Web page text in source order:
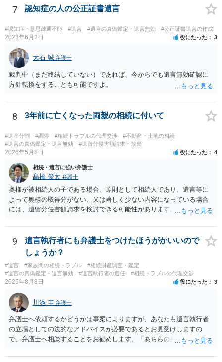
7 認知症の人の公正証書遺言
#認知症・意思疎通不能 #遺言 #遺言の真偽鑑定・遺言無効 #公正証書遺言の作成
2023年6月2日 役にたった 3
大石 誠 弁護士
裁判中（まだ終結していない）であれば、今からでも遺言無効確認に
方針転換をすることも可能ですよ。
8 3年前に亡くなった両親の相続に付いて
#遺産分割 #調停 #相続トラブルの代理交渉
#不動産・土地の相続
#遺言の真偽鑑定・遺言無効
#遺留分侵害額請求・放棄
2026年5月8日 役にたった 4
相続・遺言に強い弁護士
髙橋 俊太 弁護士
奥様が被相続人の子である場合、原則として相続人であり、遺言等に
よって奥様の取得分がない、又は著しく少ない内容になっている場合
には、遺留分侵害額請求を検討できる可能性があります。ただし、
記の義務化に関する説明と混同されている可能性があります。相続登
記については、不動産を相続で取得したことを知った日から３年以内
に申請する義務があります。一方、遺留分侵害額請求は、相続開始お
よび遺留分を侵害する贈与・遺贈があったことを知った時から１年で
時効にかかります。また、相続開始から１０年が経過すると、認識の
有無にかかわらず行使できなくなります。 奥様がご両親の死亡を最近
効がいつから進むかは慎重に検討する必要があります。ただし、死亡
から３年が経過しているとのことですので、早急に戸籍、遺言の有
無、不動産登記、遺産分割協議書の有無を確認した方がよいでしょ
う。特に、お姉様側だけで不動産名義を変更している場合、遺言があ
ったのか、遺産分割協議書が作成されているのか、奥様の署名押印が
以前に、法定相続分や遺産分割未了の問題として整理すべき場合もあ
9
遺言執行者にも弁護士をつけたほうがかいいので
しょうか？
#遺言 #家族間の相続トラブル
#相続財産調査・鑑定
#遺言の真偽鑑定・遺言無効
#遺言執行者の選任 #相続トラブルの代理交渉
2025年8月8日 役にたった 3
川添 圭 弁護士
弁護士へ依頼するかどうかは事案によりますが、あなたも遺言執行者
の立場としての法的なアドバイスが必要であるとお見受けしますの
で、弁護士へ相談することをお勧めします。「あちらの弁護士」（元
誘導しかしてこないと思います。